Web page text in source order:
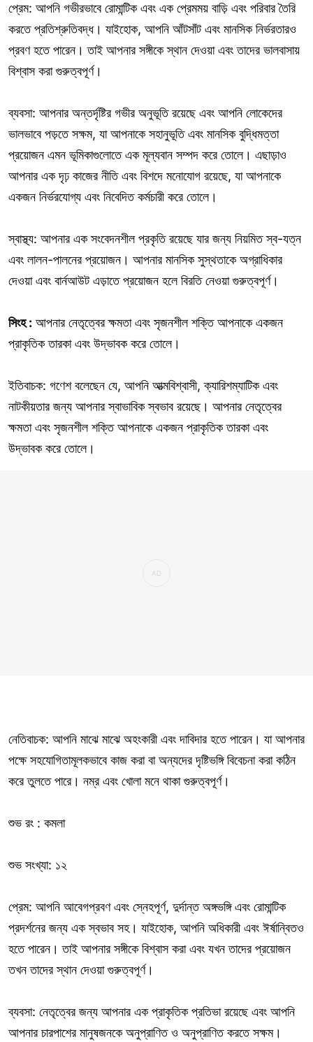
প্রেম: আপনি গভীরভাবে রোমান্টিক এবং এক প্রেমময় বাড়ি এবং পরিবার তৈরি
করতে প্রতিশ্রুতিবদ্ধ। যাইহোক, আপনি আঁটসাঁট এবং মানসিক নির্ভরতারও
প্রবণ হতে পারেন। তাই আপনার সঙ্গীকে স্থান দেওয়া এবং তাদের ভালবাসায়
বিশ্বাস করা গুরুত্বপূর্ণ।
ব্যবসা: আপনার অন্তর্দৃষ্টির গভীর অনুভূতি রয়েছে এবং আপনি লোকেদের
ভালভাবে পড়তে সক্ষম, যা আপনাকে সহানুভূতি এবং মানসিক বুদ্ধিমত্তা
প্রয়োজন এমন ভূমিকাগুলোতে এক মূল্যবান সম্পদ করে তোলে। এছাড়াও
আপনার এক দৃঢ় কাজের নীতি এবং বিশদে মনোযোগ রয়েছে, যা আপনাকে
একজন নির্ভরযোগ্য এবং নিবেদিত কর্মচারী করে তোলে।
স্বাস্থ্য: আপনার এক সংবেদনশীল প্রকৃতি রয়েছে যার জন্য নিয়মিত স্ব-যত্ন
এবং লালন-পালনের প্রয়োজন। আপনার মানসিক সুস্থতাকে অগ্রাধিকার
দেওয়া এবং বার্নআউট এড়াতে প্রয়োজন হলে বিরতি নেওয়া গুরুত্বপূর্ণ।
সিংহ : আপনার নেতৃত্বের ক্ষমতা এবং সৃজনশীল শক্তি আপনাকে একজন
প্রাকৃতিক তারকা এবং উদ্ভাবক করে তোলে।
ইতিবাচক: গণেশ বলেছেন যে, আপনি আত্মবিশ্বাসী, ক্যারিশম্যাটিক এবং
নাটকীয়তার জন্য আপনার স্বাভাবিক স্বভাব রয়েছে। আপনার নেতৃত্বের
ক্ষমতা এবং সৃজনশীল শক্তি আপনাকে একজন প্রাকৃতিক তারকা এবং
উদ্ভাবক করে তোলে।
নেতিবাচক: আপনি মাঝে মাঝে অহংকারী এবং দাবিদার হতে পারেন। যা আপনার
পক্ষে সহযোগিতামূলকভাবে কাজ করা বা অন্যদের দৃষ্টিভঙ্গি বিবেচনা করা কঠিন
করে তুলতে পারে। নম্র এবং খোলা মনে থাকা গুরুত্বপূর্ণ।
শুভ রং : কমলা
শুভ সংখ্যা: ১২
প্রেম: আপনি আবেগপ্রবণ এবং স্নেহপূর্ণ, দুর্দান্ত অঙ্গভঙ্গি এবং রোমান্টিক
প্রদর্শনের জন্য এক স্বভাব সহ। যাইহোক, আপনি অধিকারী এবং ঈর্ষান্বিতও
হতে পারেন। তাই আপনার সঙ্গীকে বিশ্বাস করা এবং যখন তাদের প্রয়োজন
তখন তাদের স্থান দেওয়া গুরুত্বপূর্ণ।
ব্যবসা: নেতৃত্বের জন্য আপনার এক প্রাকৃতিক প্রতিভা রয়েছে এবং আপনি
আপনার চারপাশের মানুষজনকে অনুপ্রাণিত ও অনুপ্রাণিত করতে সক্ষম।